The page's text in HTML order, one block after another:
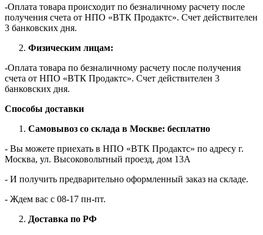
-Оплата товара происходит по безналичному расчету после
получения счета от НПО «ВТК Продактс». Счет действителен
3 банковских дня.
Физическим лицам:
-Оплата товара по безналичному расчету после получения
счета от НПО «ВТК Продактс». Счет действителен 3
банковских дня.
Способы доставки
Самовывоз со склада в Москве: бесплатно
- Вы можете приехать в НПО «ВТК Продактс» по адресу г.
Москва, ул. Высоковольтный проезд, дом 13А
- И получить предварительно оформленный заказ на складе.
- Ждем вас c 08-17 пн-пт.
Доставка по РФ